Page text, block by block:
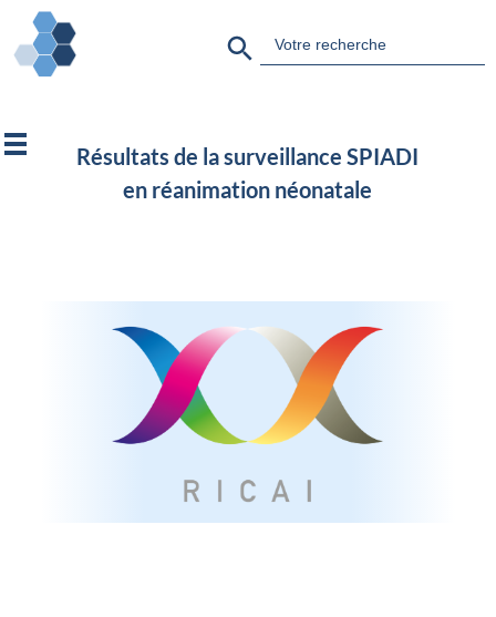
for:
Résultats de la surveillance SPIADI
en réanimation néonatale